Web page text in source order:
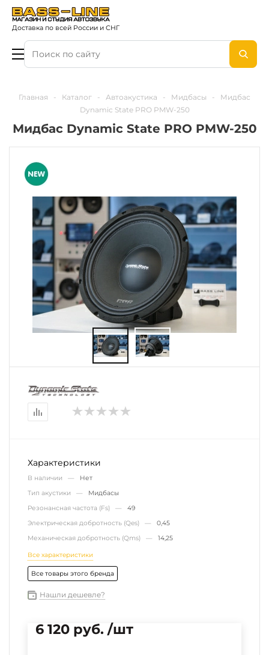
Доставка по всей России и СНГ
Главная - Каталог - Автоакустика - Мидбасы -
Мидбас
Dynamic State PRO PMW-250
Мидбас Dynamic State PRO PMW-250
Характеристики
В наличии — Нет
Тип акустики — Мидбасы
Резонансная частота (Fs) — 49
Электрическая добротность (Qes) — 0,45
Механическая добротность (Qms) — 14,25
Все характеристики
Все товары этого бренда
Нашли дешевле?
6 120 руб. /шт